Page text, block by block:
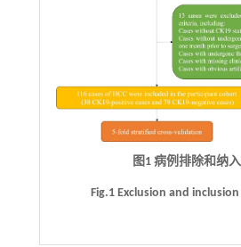
图1 病例排除和纳
Fig.1 Exclusion and